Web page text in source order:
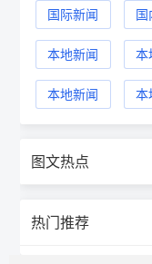
国际新闻 国
本地新闻 本
本地新闻 本
图文热点
热门推荐